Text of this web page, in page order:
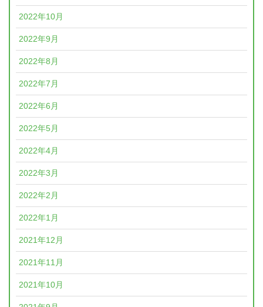
2022年10月
2022年9月
2022年8月
2022年7月
2022年6月
2022年5月
2022年4月
2022年3月
2022年2月
2022年1月
2021年12月
2021年11月
2021年10月